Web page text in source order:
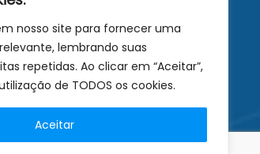
nosso site para fornecer uma
lembrando suas
repetidas. Ao clicar em “Aceitar”,
de TODOS os cookies.
Aceitar